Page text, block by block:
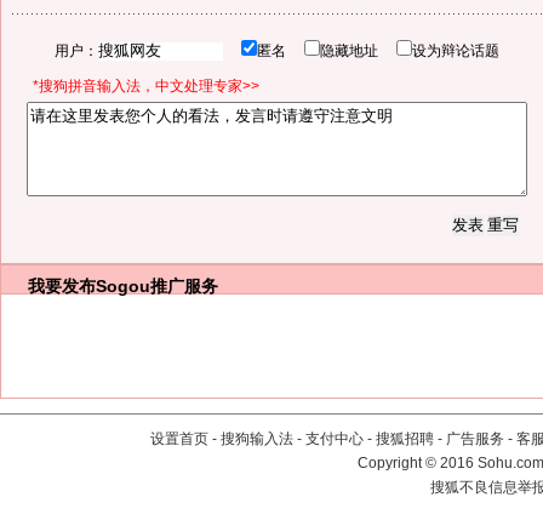
用户： 匿名 隐藏地址 设为辩论话题
*搜狗拼音输入法，中文处理专家>>
我要发布Sogou推广服务
设置首页 - 搜狗输入法 - 支付中心 - 搜狐招聘 - 广告服务 - 客
Copyright©2016
搜狐不良信息举